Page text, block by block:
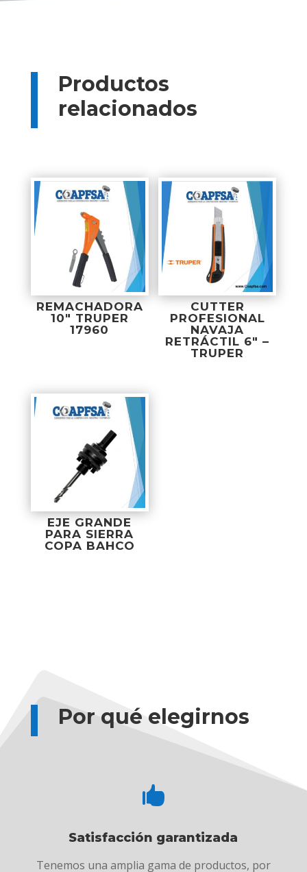
Productos
relacionados
REMACHADORA
10″ TRUPER
17960
CUTTER
PROFESIONAL
NAVAJA
RETRÁCTIL 6″ –
TRUPER
EJE GRANDE
PARA SIERRA
COPA BAHCO
Por qué elegirnos

Satisfacción garantizada
Tenemos una amplia gama de productos, por